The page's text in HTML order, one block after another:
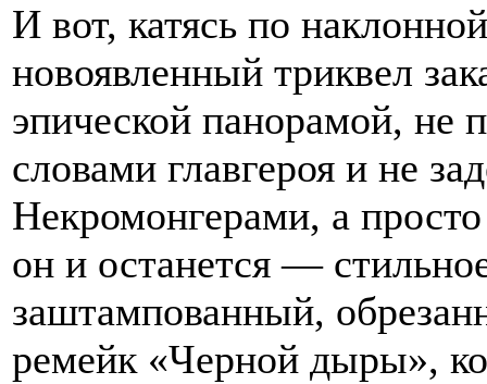
И вот, катясь по
новоявленный триквел
эпической панорамой, не
словами главгероя и не
Некромонгерами, а
он и останется —
заштампованный,
ремейк «Черной дыры»,